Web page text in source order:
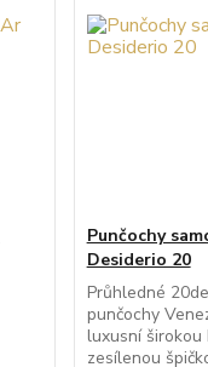
Punčochy
Desiderio 20
Průhledné
punčochy
luxusní
zesílenou